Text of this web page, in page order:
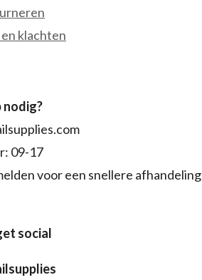
klachten
nodig?
09-17
voor een snellere afhandeling
social